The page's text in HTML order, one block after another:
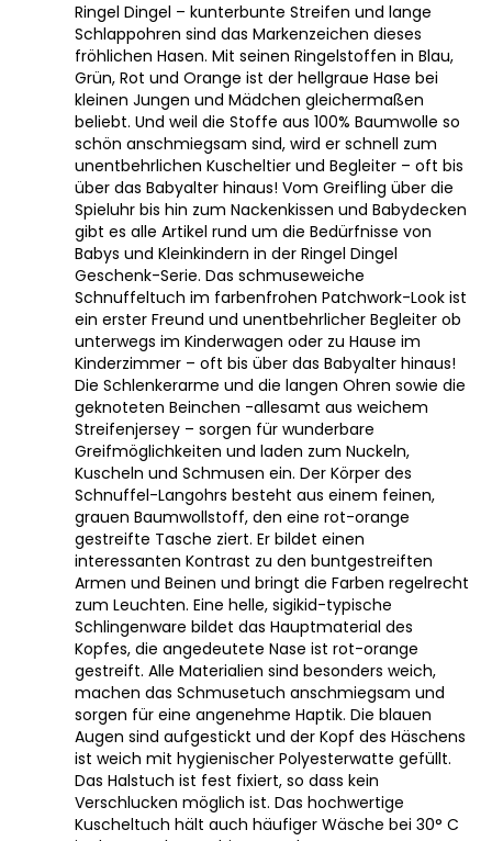
Ringel Dingel – kunterbunte Streifen und lange
Schlappohren sind das Markenzeichen dieses
fröhlichen Hasen. Mit seinen Ringelstoffen in Blau,
Grün, Rot und Orange ist der hellgraue Hase bei
kleinen Jungen und Mädchen gleichermaßen
beliebt. Und weil die Stoffe aus 100% Baumwolle so
schön anschmiegsam sind, wird er schnell zum
unentbehrlichen Kuscheltier und Begleiter – oft bis
über das Babyalter hinaus! Vom Greifling über die
Spieluhr bis hin zum Nackenkissen und Babydecken
gibt es alle Artikel rund um die Bedürfnisse von
Babys und Kleinkindern in der Ringel Dingel
Geschenk-Serie. Das schmuseweiche
Schnuffeltuch im farbenfrohen Patchwork-Look ist
ein erster Freund und unentbehrlicher Begleiter ob
unterwegs im Kinderwagen oder zu Hause im
Kinderzimmer – oft bis über das Babyalter hinaus!
Die Schlenkerarme und die langen Ohren sowie die
geknoteten Beinchen -allesamt aus weichem
Streifenjersey – sorgen für wunderbare
Greifmöglichkeiten und laden zum Nuckeln,
Kuscheln und Schmusen ein. Der Körper des
Schnuffel-Langohrs besteht aus einem feinen,
grauen Baumwollstoff, den eine rot-orange
gestreifte Tasche ziert. Er bildet einen
interessanten Kontrast zu den buntgestreiften
Armen und Beinen und bringt die Farben regelrecht
zum Leuchten. Eine helle, sigikid-typische
Schlingenware bildet das Hauptmaterial des
Kopfes, die angedeutete Nase ist rot-orange
gestreift. Alle Materialien sind besonders weich,
machen das Schmusetuch anschmiegsam und
sorgen für eine angenehme Haptik. Die blauen
Augen sind aufgestickt und der Kopf des Häschens
ist weich mit hygienischer Polyesterwatte gefüllt.
Das Halstuch ist fest fixiert, so dass kein
Verschlucken möglich ist. Das hochwertige
Kuscheltuch hält auch häufiger Wäsche bei 30° C